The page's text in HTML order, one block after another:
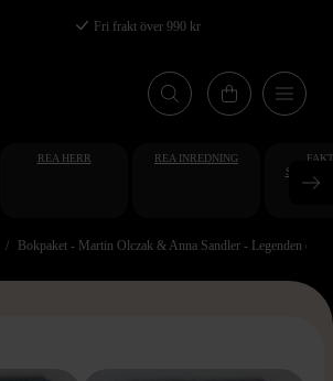
Fri frakt över 990 kr
REA HERR REA INREDNING
Bokpaket - Martin Olczak & Anna Sandler - Legenden om